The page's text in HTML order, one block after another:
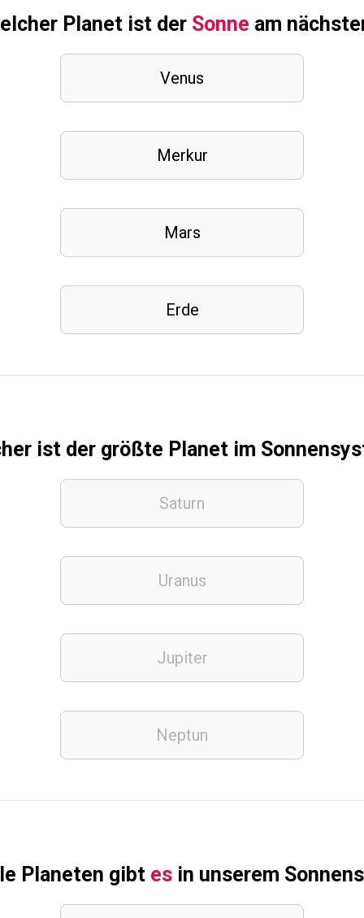
Planet ist der Sonne am
Venus
Merkur
Mars
Erde
ist der größte Planet im
Saturn
Uranus
Jupiter
Neptun
Planeten gibt es in unserem